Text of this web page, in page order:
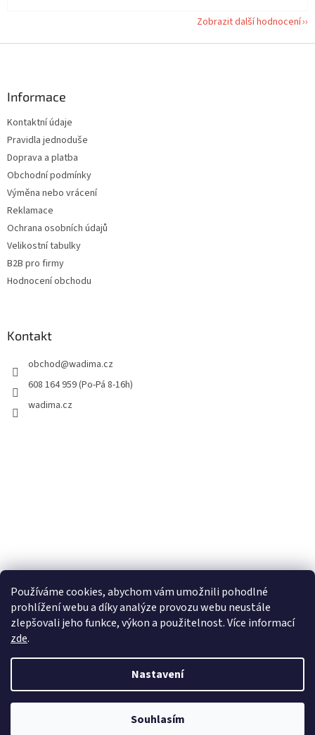
Používáme cookies, abychom vám umožnili pohodlné
prohlížení webu a díky analýze provozu webu neustále
zlepšovali jeho funkce, výkon a použitelnost. Více informací
zde.
Nastavení
Souhlasím
Zobrazit další hodnocení
Informace
Kontaktní údaje
Pravidla jednoduše
Doprava a platba
Obchodní podmínky
Výměna nebo vrácení
Reklamace
Ochrana osobních údajů
Velikostní tabulky
B2B pro firmy
Hodnocení obchodu
Kontakt
obchod@wadima.cz
608 164 959 (Po-Pá 8-16h)
wadima.cz
Copyright 2026wadima.cz - kvalitní oblečení a prádlo pro
. Všechna práva vyhrazena.